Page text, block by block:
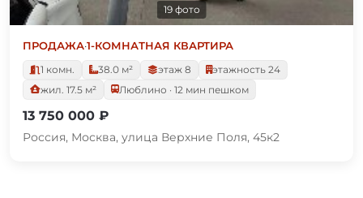
19 фото
ПРОДАЖА·1-КОМНАТНАЯ КВАРТИРА
1 комн.
38.0 м² этаж 8
этажность 24
жил. 17.5 м²
Люблино · 12 мин пешком
13 750 000 ₽
Россия, Москва, улица Верхние Поля, 45к2